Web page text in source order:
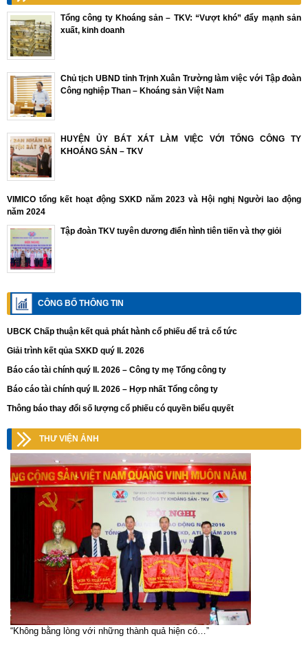
Tổng công ty Khoáng sản – TKV: “Vượt khó” đẩy mạnh sản
xuất, kinh doanh
Chủ tịch UBND tỉnh Trịnh Xuân Trường làm việc với Tập đoàn
Công nghiệp Than – Khoáng sản Việt Nam
HUYỆN ỦY BÁT XÁT LÀM VIỆC VỚI TỔNG CÔNG TY
KHOÁNG SẢN – TKV
VIMICO tổng kết hoạt động SXKD năm 2023 và Hội nghị Người lao động
năm 2024
Tập đoàn TKV tuyên dương điển hình tiên tiến và thợ giỏi
CÔNG BỐ THÔNG TIN
UBCK Chấp thuận kết quả phát hành cổ phiếu để trả cổ tức
Giải trình kết qủa SXKD quý II. 2026
Báo cáo tài chính quý II. 2026 – Công ty mẹ Tổng công ty
Báo cáo tài chính quý II. 2026 – Hợp nhất Tổng công ty
Thông báo thay đổi số lượng cổ phiếu có quyền biểu quyết
THƯ VIỆN ẢNH
“Không bằng lòng với những thành quả hiện có…”